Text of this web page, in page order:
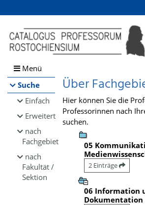
Browsen
direkt zum Inhalt
Menü
Suche
Einfach
Erweitert
nach
Fachgebiet
nach
Fakultät /
Sektion
Über
Hier können Sie die
Professorinnen nach
suchen.
05
2 Einträge
06 Information
Dokumentation